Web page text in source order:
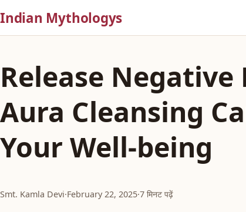
Indian Mythologys
Release Negative
Aura Cleansing
Your Well-being
Smt. Kamla Devi·February 22, 2025·7 मिनट पढ़ें